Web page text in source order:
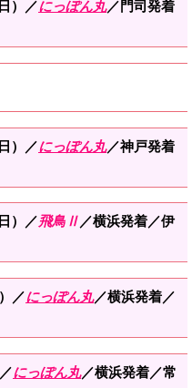
）／にっぽん丸／門司発着
）／にっぽん丸／神戸発着
）／飛鳥Ⅱ／横浜発着／伊
／にっぽん丸／横浜発着／
にっぽん丸／横浜発着／常